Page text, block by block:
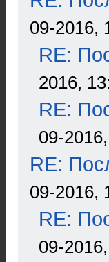
09-2016,
RE:
2016,
RE:
09-
RE:
09-2016,
RE:
09-